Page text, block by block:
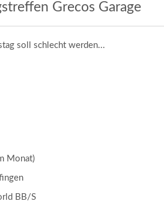
Grecos Garage
soll schlecht werden...
Monat)
BB/S